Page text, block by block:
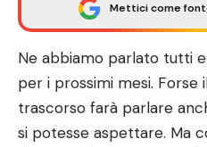
Mettici come
Ne abbiamo parlato tutti
per i prossimi mesi. Forse
trascorso farà parlare
si potesse aspettare. Ma